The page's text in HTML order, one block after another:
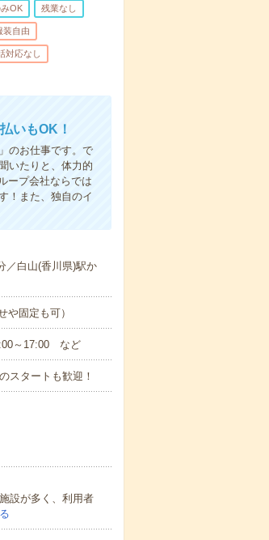
OK 残業なし
装自由
対応なし
いもOK！
のお仕事です。で
いたりと、体力的
ープ会社ならでは
！また、独自のイ
／白山(香川県)駅か
固定も可）
～17:00 など
スタートも歓迎！
設が多く、利用者